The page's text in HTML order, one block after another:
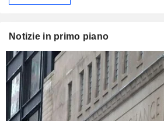
Notizie in primo piano